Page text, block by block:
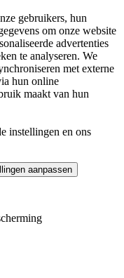
gebruikers, hun
om onze website
advertenties
te analyseren. We
met externe
hun online
maakt van hun
instellingen en ons
aanpassen